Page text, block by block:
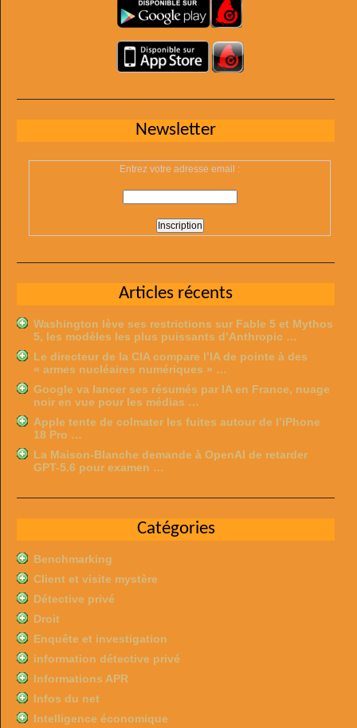
Newsletter
Entrez votre adresse email :
Articles récents
Washington lève ses restrictions sur Fable 5 et Mythos
5, les modèles les plus puissants d’Anthropic …
Le directeur de la CIA compare l’IA de pointe à des
« armes nucléaires numériques » …
Google va lancer ses résumés par IA en France, nuage
noir en vue pour les médias …
Apple tente de colmater les fuites autour de l’iPhone
18 Pro …
La Maison-Blanche demande à OpenAI de retarder
GPT-5.6 pour examen …
Catégories
Benchmarking
Client et visite mystère
Détective privé
Droit
Enquête et investigation
information détective privé
Informations APR
Infos du net
Intelligence économique